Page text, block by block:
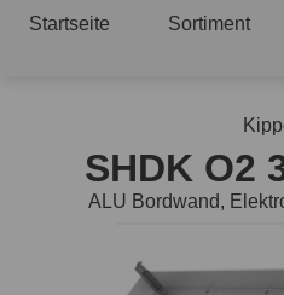
Startseite Sortiment
SHDK O2
ALU Bordwand,